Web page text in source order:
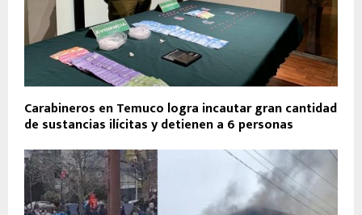
Carabineros en Temuco logra incautar gran cantidad
de sustancias ilícitas y detienen a 6 personas